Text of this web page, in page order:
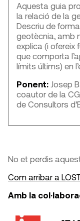
Aquesta guia
la relació de la
Descriu de
geotècnia, amb
explica (i ofereix
que comporta
límits últims) en
Ponent: Josep
coautor de la
de Consultors
No et perdis
Com arribar a
Amb la